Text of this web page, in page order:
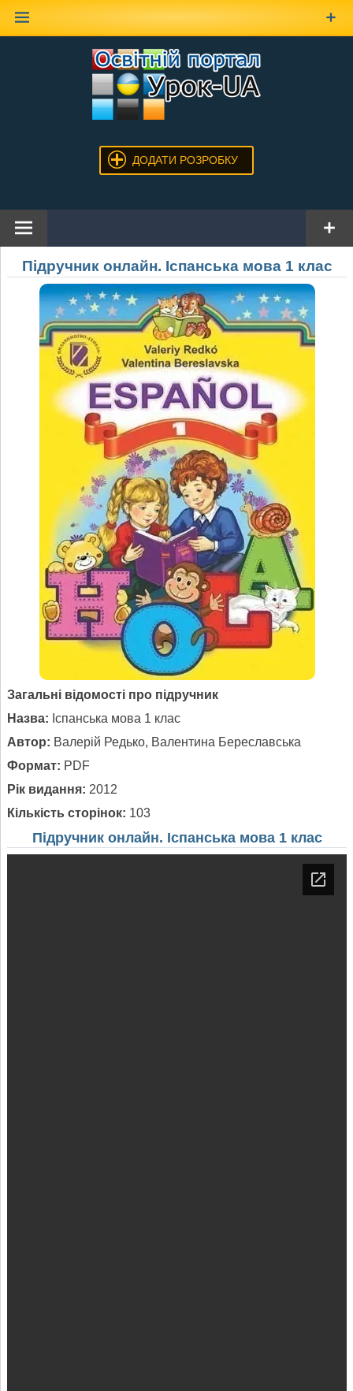
ДОДАТИ РОЗРОБКУ
Підручник онлайн. Іспанська мова 1 клас
Загальні відомості про підручник
Назва: Іспанська мова 1 клас
Автор: Валерій Редько, Валентина Береславська
Формат: PDF
Рік видання: 2012
Кількість сторінок: 103
Підручник онлайн. Іспанська мова 1 клас